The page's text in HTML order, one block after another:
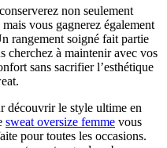
non seulement
vous gagnerez également
rangement soigné fait partie
cherchez à maintenir avec vos
sans sacrifier l’esthétique
découvrir le style ultime en
sweat oversize femme vous
pour toutes les occasions.